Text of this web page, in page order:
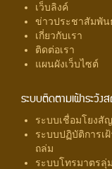
เว็บลิงค์
ข่าวประชาสัมพัน
เกี่ยวกับเรา
ติดต่อเรา
แผนผังเว็บไซต์
ระบบติดตามเฝ้าระวั
ระบบเชื่อมโยง
ระบบปฏิบัติการเ
ถล่ม
ระบบโทรมาตรลุ่